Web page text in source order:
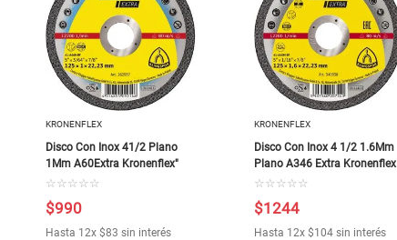
KRONENFLEX
Disco Con Inox 41/2 Plano
1Mm A60Extra Kronenflex"
☆ ☆ ☆ ☆ ☆
$990
Hasta 12x$83 sin interés
KRONENFLEX
Disco Con Inox 4 1/2 1.6Mm
Plano A346 Extra Kronenflex
☆ ☆ ☆ ☆ ☆
$1244
Hasta 12x $104sin interés